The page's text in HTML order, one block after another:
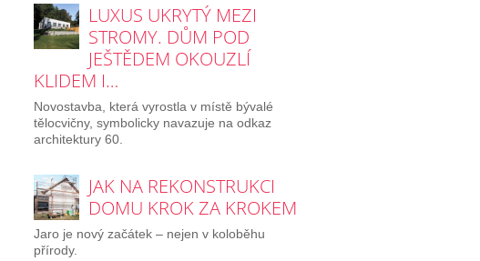
LUXUS UKRYTÝ MEZI
STROMY. DŮM POD
JEŠTĚDEM OKOUZLÍ
KLIDEM I…
Novostavba, která vyrostla v místě bývalé
tělocvičny, symbolicky navazuje na odkaz
architektury 60.
JAK NA REKONSTRUKCI
DOMU KROK ZA KROKEM
Jaro je nový začátek – nejen v koloběhu
přírody.